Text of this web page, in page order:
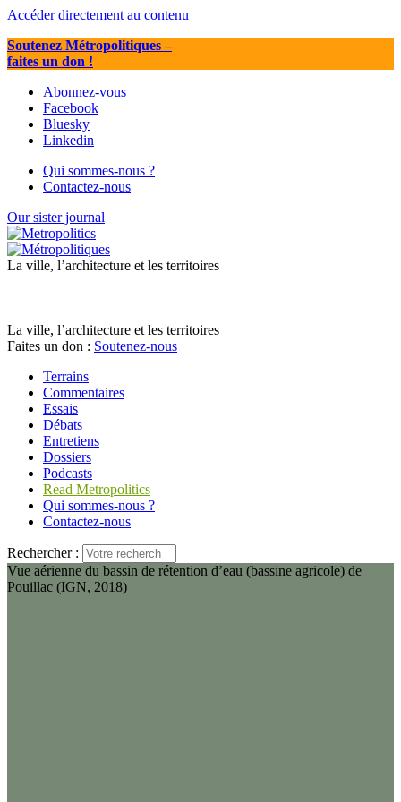
Accéder directement au contenu
Soutenez Métropolitiques–
faites un don !
Abonnez-vous
Facebook
Bluesky
Linkedin
Qui sommes-nous ?
Contactez-nous
Our sister journal
La ville, l’architecture et les territoires
La ville, l’architecture et les territoires
Faites un don : Soutenez-nous
Terrains
Commentaires
Essais
Débats
Entretiens
Dossiers
Podcasts
Read Metropolitics
Qui sommes-nous ?
Contactez-nous
Rechercher :
Vue aérienne du bassin de rétention d’eau (bassine agricole) de
Pouillac (IGN, 2018)